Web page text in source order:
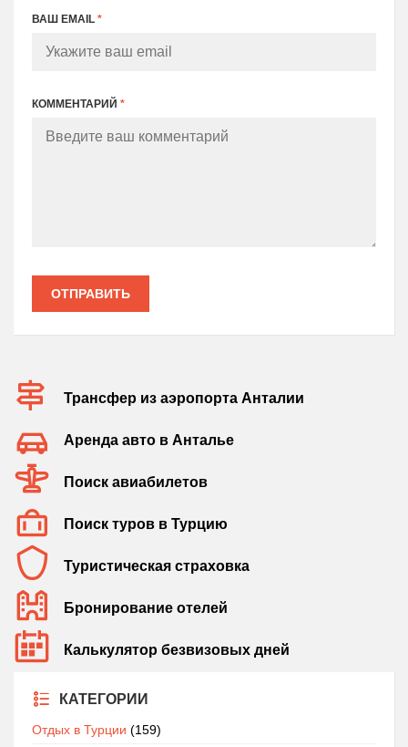
ВАШ EMAIL *
КОММЕНТАРИЙ *
ОТПРАВИТЬ
Трансфер из аэропорта Анталии
Аренда авто в Анталье
Поиск авиабилетов
Поиск туров в Турцию
Туристическая страховка
Бронирование отелей
Калькулятор безвизовых дней
КАТЕГОРИИ
Отдых в Турции (159)